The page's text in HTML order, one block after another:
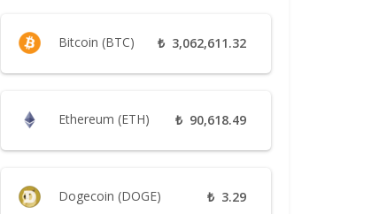
Bitcoin (BTC) ₺ 3,062,611.32
Ethereum (ETH) ₺ 90,618.49
Dogecoin (DOGE) ₺ 3.29